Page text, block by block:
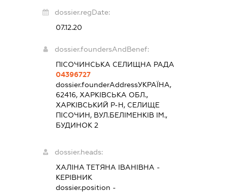
dossier.regDate:
07.12.20
dossier.foundersAndBenef:
ПІСОЧИНСЬКА СЕЛИЩНА РАДА
04396727
dossier.founderAddressУКРАЇНА,
62416, ХАРКІВСЬКА ОБЛ.,
ХАРКІВСЬКИЙ Р-Н, СЕЛИЩЕ
ПІСОЧИН, ВУЛ.БЕЛІМЕНКІВ ІМ.,
БУДИНОК 2
dossier.heads:
ХАЛІНА ТЕТЯНА ІВАНІВНА -
КЕРІВНИК
dossier.position -